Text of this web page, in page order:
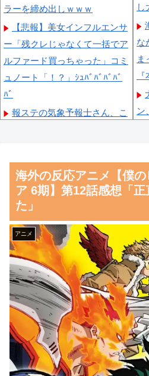
ラーを締め出しｗｗｗ
【悲報】美女インフルエンサ
ー「残クレじゃなくて一括でア
ルファード買っちゃった」コミ
ュノート「！？」ｼｭﾊﾞﾊﾞﾊﾞﾊﾞ
ﾊﾞ
報ステの気象予報士さん、こ
【朗報】齋藤飛鳥、前屈みで
完全に見えてる動画が拡散され
てしまう…
主導…JAXAの衛星「あらせ」
が観測！
舌を絡ませて、唾液交換して
── ちゅっちゅしながらの濃厚
エッ画像♪
海外「日本よ、お前がナンバ
ーワンだ」 熊本地震直後の日
本の対応のスピードに世界が衝
撃
し
な
ま
ン
外
る
行
容
し
反
が
海外の反応アニメ【僕の
ア 6期】第12話感想「
た」
アニメ